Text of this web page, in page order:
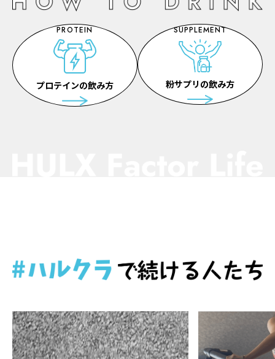
PROTEIN
プロテインの飲み方
SUPPLEMENT
粉サプリの飲み方